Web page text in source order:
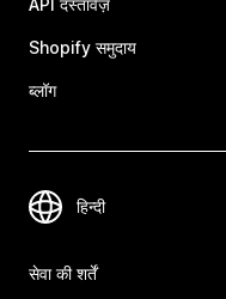
API दस्तावेज़
Shopify समुदाय
ब्लॉग
सेवा की शर्तें